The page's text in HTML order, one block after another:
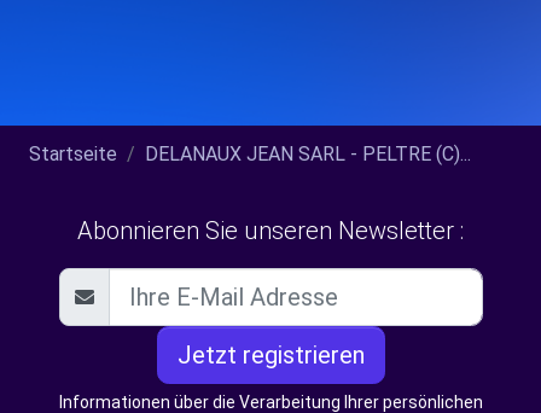
Startseite DELANAUX JEAN SARL - PELTRE (C)...
Abonnieren Sie unseren Newsletter :
Jetzt registrieren
Informationen über die Verarbeitung Ihrer persönlichen